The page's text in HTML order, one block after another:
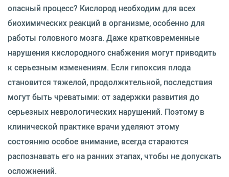
опасный процесс? Кислород необходим для всех
биохимических реакций в организме, особенно для
работы головного мозга. Даже кратковременные
нарушения кислородного снабжения могут приводить
к серьезным изменениям. Если гипоксия плода
становится тяжелой, продолжительной, последствия
могут быть чреватыми: от задержки развития до
серьезных неврологических нарушений. Поэтому в
клинической практике врачи уделяют этому
состоянию особое внимание, всегда стараются
распознавать его на ранних этапах, чтобы не допускать
осложнений.